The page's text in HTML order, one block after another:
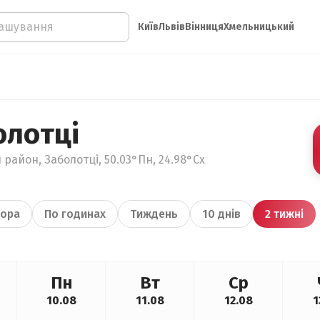
КиївЛьвівВінницяХмельницький
Заболотці, 50.03°Пн, 24.98°Сх
По годинах Тиждень 10 днів 2 тижні
Пн
10.08
Вт
11.08
Ср
12.08